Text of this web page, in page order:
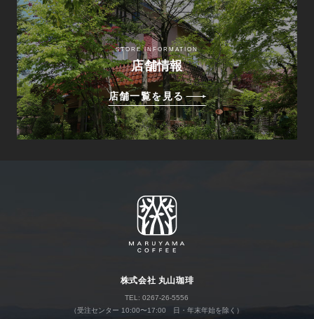
STORE INFORMATION
店舗情報
店舗一覧を見る
株式会社 丸山珈琲
TEL: 0267-26-5556
（受注センター 10:00〜17:00 日・年末年始を除く）